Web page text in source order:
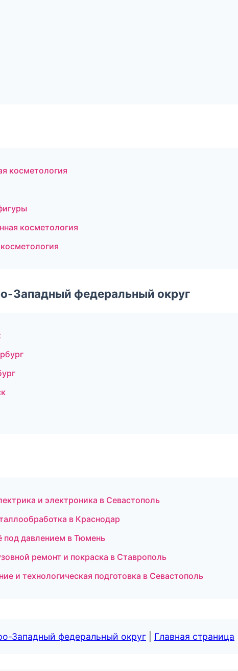
косметология
косметология
Западный федеральный округ
и электроника в Севастополь
в Краснодар
под давлением в Тюмень
ремонт и покраска в Ставрополь
и технологическая подготовка в Севастополь
Западный федеральный округ Главная страница